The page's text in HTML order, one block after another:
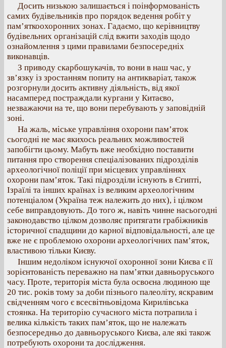
Досить низькою залишається і поінформованість
самих будівельників про порядок ведення робіт у
пам’яткоохоронних зонах. Гадаємо, що керівництву
будівельних організацій слід вжити заходів щодо
ознайомлення з цими правилами безпосередніх
виконавців.
З приводу скарбошукачів, то вони в наш час, у
зв’язку із зростанням попиту на антикваріат, також
розгорнули досить активну діяльність, від якої
насамперед постраждали кургани у Китаєво,
незважаючи на те, що вони перебувають у заповідній
зоні.
На жаль, міське управління охорони пам’яток
сьогодні не має якихось реальних можливостей
запобігти цьому. Мабуть вже необхідно поставити
питання про створення спеціалізованих підрозділів
археологічної поліції при місцевих управліннях
охорони пам’яток. Такі підрозділи існують в Єгипті,
Ізраїлі та інших країнах із великим археологічним
потенціалом (Україна теж належить до них), і цілком
себе виправдовують. До того ж, навіть чинне насьогодні
законодавство цілком дозволяє притягати грабіжників
історичної спадщини до карної відповідальності, але це
вже не є проблемою охорони археологічних пам’яток,
властивою тільки Києву.
Іншим недоліком існуючої охоронної зони Києва є її
зорієнтованість переважно на пам’ятки давньоруського
часу. Проте, територія міста була освоєна людиною ще
20 тис. років тому за доби пізнього палеоліту, яскравим
свідченням чого є всесвітньовідома Кирилівська
стоянка. На територію сучасного міста потрапила і
велика кількість таких пам’яток, що не належать
безпосередньо до давньоруського Києва, але які також
потребують охорони та дослідження.